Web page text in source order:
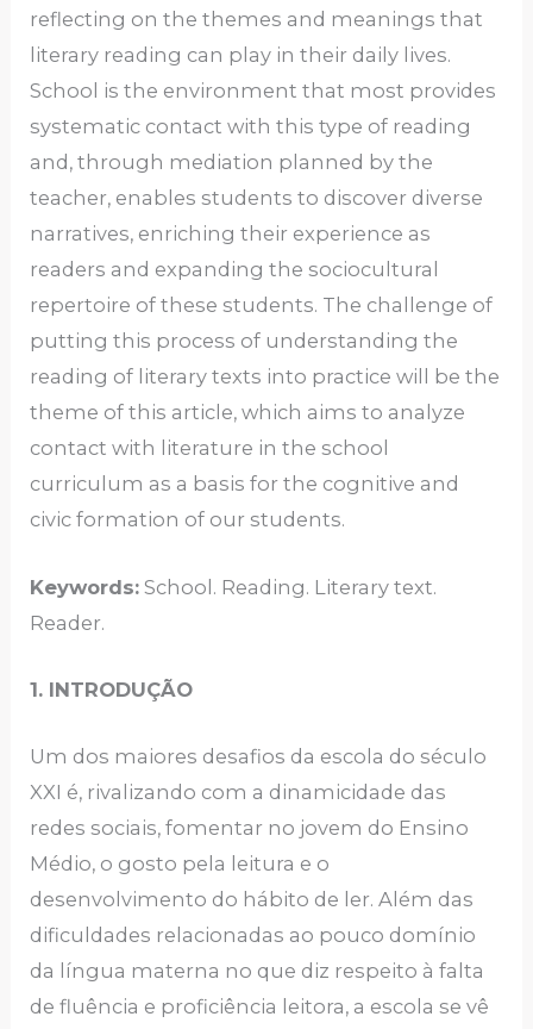
reflecting on the themes and meanings that
literary reading can play in their daily lives.
School is the environment that most provides
systematic contact with this type of reading
and, through mediation planned by the
teacher, enables students to discover diverse
narratives, enriching their experience as
readers and expanding the sociocultural
repertoire of these students. The challenge of
putting this process of understanding the
reading of literary texts into practice will be the
theme of this article, which aims to analyze
contact with literature in the school
curriculum as a basis for the cognitive and
civic formation of our students.
Keywords: School. Reading. Literary text.
Reader.
1. INTRODUÇÃO
Um dos maiores desafios da escola do século
XXI é, rivalizando com a dinamicidade das
redes sociais, fomentar no jovem do Ensino
Médio, o gosto pela leitura e o
desenvolvimento do hábito de ler. Além das
dificuldades relacionadas ao pouco domínio
da língua materna no que diz respeito à falta
de fluência e proficiência leitora, a escola se vê